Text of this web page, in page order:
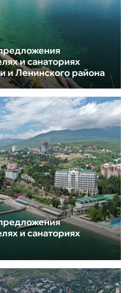
и санаториях
и Ленинского района
и санаториях